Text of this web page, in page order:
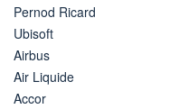
Pernod Ricard
Ubisoft
Airbus
Air Liquide
Accor